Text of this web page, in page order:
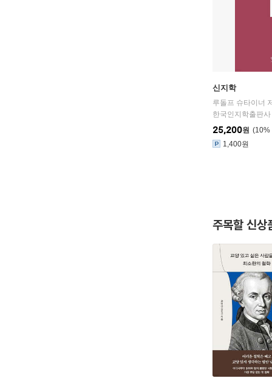
신지학
루돌프 슈타이너
한국인지학출판사
10%
25,200원
1,400원
주목할 신상